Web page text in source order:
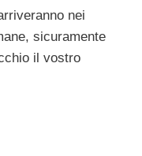
nei
sicuramente
il vostro